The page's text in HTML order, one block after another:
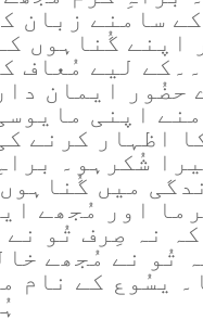
سامنے زبان
اپنے گُناہوں
لیے مُعاف
حضُور ایمان
اپنی
اظہار کرنے
شُکرہو۔
میں
اور مُجھے
نہ صِرف تُو
تُو نے مُجھے
یسُوع کے نام